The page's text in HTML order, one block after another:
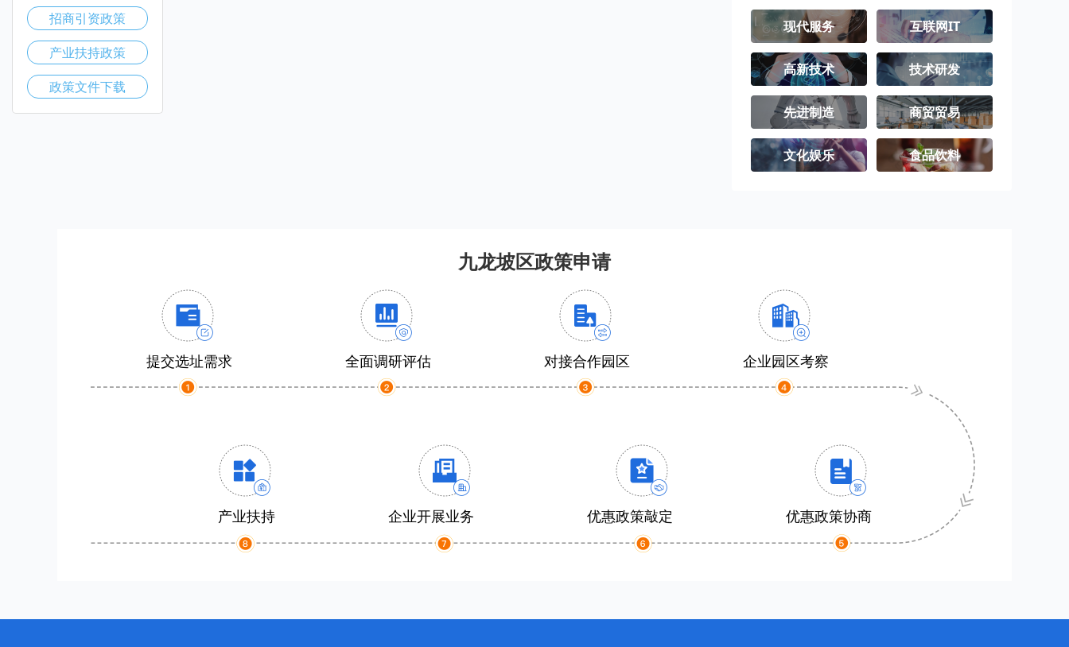
忠县 开州区 云阳县
奉节县 巫山县 巫溪县
石柱土家族自
治县
秀山土家族苗
族自治县
酉阳土家族苗
族自治县
彭水苗族土家
族自治县
江津区 合川区
永川区 南川区
现代服务 互联网IT
高新技术 技术研发
先进制造 商贸贸易
文化娱乐 食品饮料
九龙坡区政策申请
提交选址需求 全面调研评估 对接合作园区 企业园区考察
产业扶持 企业开展业务 优惠政策敲定 优惠政策协商
招商引资政策
产业扶持政策
政策文件下载